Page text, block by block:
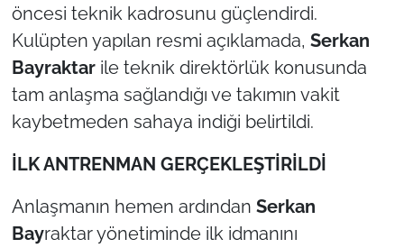
öncesi teknik kadrosunu güçlendirdi.
Kulüpten yapılan resmi açıklamada, Serkan
Bayraktarile teknik direktörlük konusunda
tam anlaşma sağlandığı ve takımın vakit
kaybetmeden sahaya indiği belirtildi.
İLK ANTRENMAN GERÇEKLEŞTİRİLDİ
Anlaşmanın hemen ardından Serkan
Bayraktar yönetiminde ilk idmanını
Dış Haberler
İş Dünyası
Bilim Teknoloji
English News